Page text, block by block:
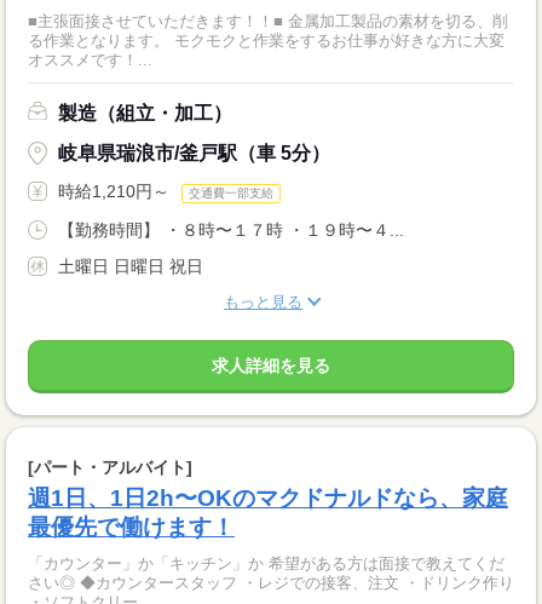
■主張面接させていただきます！！■ 金属加工製品の素材を切る、削
る作業となります。 モクモクと作業をするお仕事が好きな方に大変
オススメです！...
製造（組立・加工）
岐阜県瑞浪市/釜戸駅（車 5分）
時給1,210円～ 交通費一部支給
【勤務時間】 ・８時〜１７時 ・１９時〜４...
土曜日 日曜日 祝日
もっと見る
求人詳細を見る
[パート・アルバイト]
週1日、1日2h〜OKのマクドナルドなら、家庭
最優先で働けます！
「カウンター」か「キッチン」か 希望がある方は面接で教えてくだ
さい◎ ◆カウンタースタッフ ・レジでの接客、注文 ・ドリンク作り